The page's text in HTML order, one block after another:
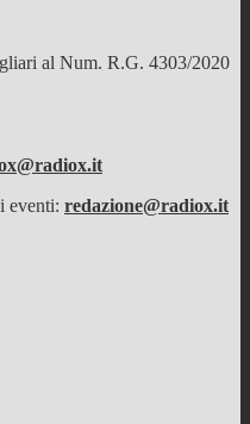
al Num. R.G. 4303/2020
eventi: redazione@radiox.it